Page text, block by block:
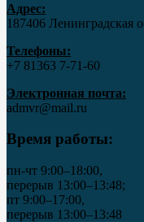
Адрес:
187406 Ленинградская
Телефоны:
+7 81363 7‑71-60
Электронная почта:
admvr@mail.ru
Время работы:
пн-чт 9:00–18:00,
перерыв 13:00–13:48;
пт 9:00–17:00,
перерыв 13:00–13:48